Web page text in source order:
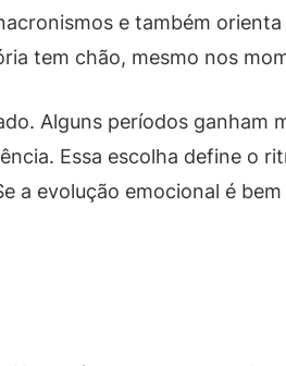
e também
tem chão, mesmo nos
Alguns períodos ganham
Essa escolha define o
a evolução emocional é